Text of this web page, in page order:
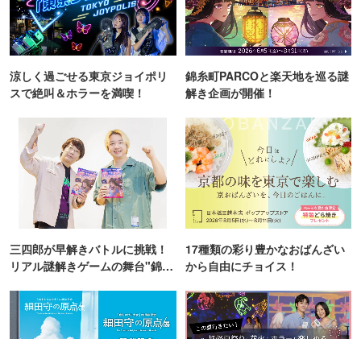
涼しく過ごせる東京ジョイポリ
スで絶叫＆ホラーを満喫！
錦糸町PARCOと楽天地を巡る謎
解き企画が開催！
三四郎が早解きバトルに挑戦！
リアル謎解きゲームの舞台"錦糸
17種類の彩り豊かなおばんざい
から自由にチョイス！